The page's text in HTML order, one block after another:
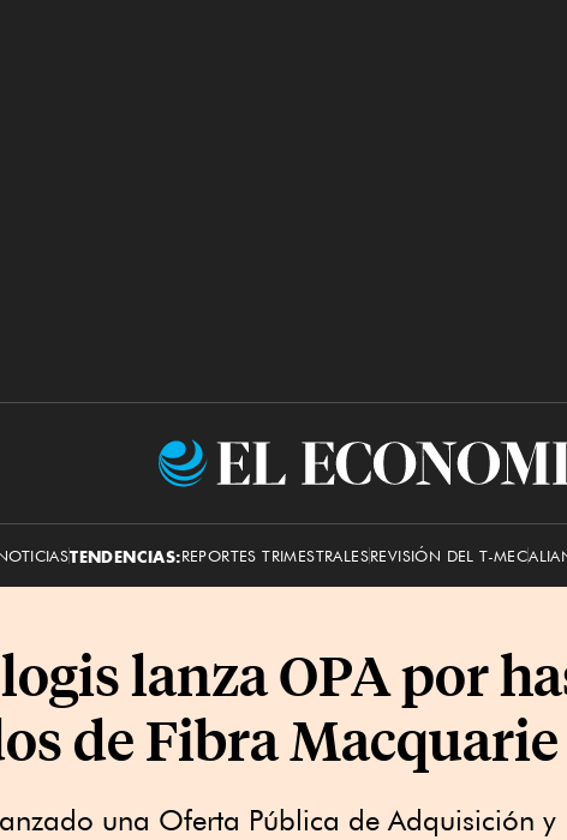
El
TENDENCIAS:REPORTES TRIMESTRALESREVISIÓN DEL T-MEC
lanza OPA por
de Fibra Macquarie
una Oferta Pública de Adquisición y